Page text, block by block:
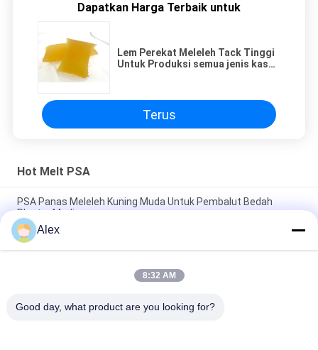
Dapatkan Harga Terbaik untuk
Lem Perekat Meleleh Tack Tinggi
Untuk Produksi semua jenis kaset
Terus
Hot Melt PSA
PSA Panas Meleleh Kuning Muda Untuk Pembalut Bedah
Plester Medis
Quick Dry Hot Melt PSA Adhesive High Tack Rubber Based Non
Toxic
Gaun Bedah Hot Melt Rubber Adhesive Resin Sintetis Tidak
Alex
8:32 AM
Good day, what product are you looking for?